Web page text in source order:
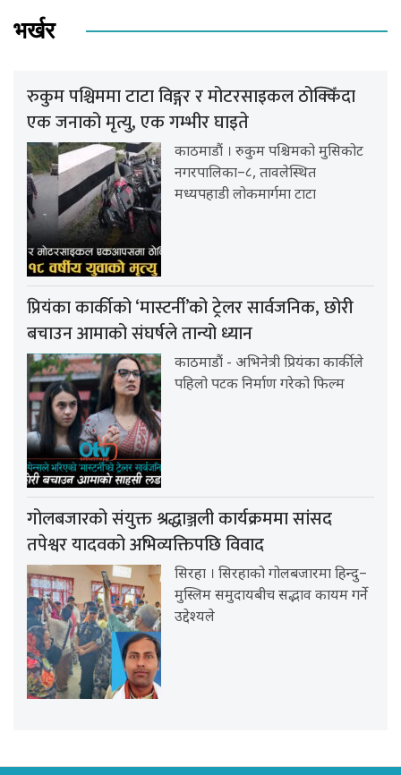
भर्खर
रुकुम पश्चिममा टाटा विङ्गर र मोटरसाइकल ठोक्किँदा
एक जनाको मृत्यु, एक गम्भीर घाइते
काठमाडौं । रुकुम पश्चिमको मुसिकोट
नगरपालिका–८, तावलेस्थित
मध्यपहाडी लोकमार्गमा टाटा
प्रियंका कार्कीको ‘मास्टर्नी’को ट्रेलर सार्वजनिक, छोरी
बचाउन आमाको संघर्षले तान्यो ध्यान
काठमाडौं - अभिनेत्री प्रियंका कार्कीले
पहिलो पटक निर्माण गरेको फिल्म
गोलबजारको संयुक्त श्रद्धाञ्जली कार्यक्रममा सांसद
तपेश्वर यादवको अभिव्यक्तिपछि विवाद
सिरहा । सिरहाको गोलबजारमा हिन्दु–
मुस्लिम समुदायबीच सद्भाव कायम गर्ने
उद्देश्यले